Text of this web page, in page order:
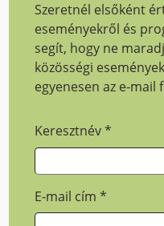
Szeretnél elsőként
eseményekről és
segít, hogy ne
közösségi
egyenesen az e-mail
Keresztnév*
E-mail cím*